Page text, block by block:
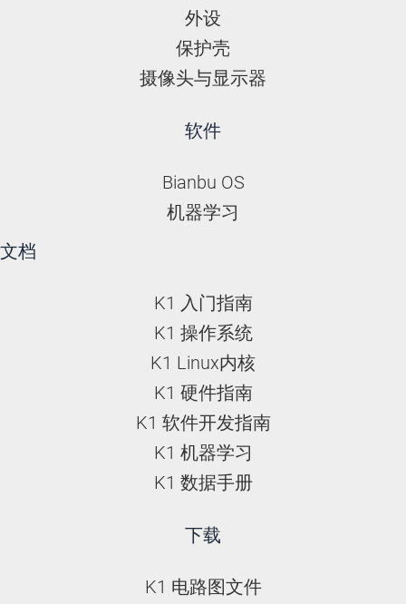
外设
保护壳
摄像头与显示器
软件
Bianbu OS
机器学习
文档
K1 入门指南
K1 操作系统
K1 Linux内核
K1 硬件指南
K1 软件开发指南
K1 机器学习
K1 数据手册
下载
K1 电路图文件